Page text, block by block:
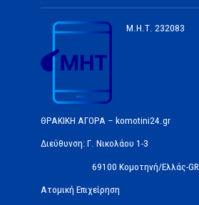
Μ.Η.Τ. 232083
ΘΡΑΚΙΚΗ ΑΓΟΡΑ – komotini24.gr
Διεύθυνση: Γ. Νικολάου 1-3
69100 Κομοτηνή/Ελλάς-GR
Ατομική Επιχείρηση